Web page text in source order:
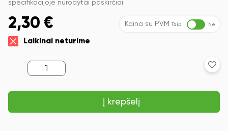
specifikacijoje nurodytai paskirčiai.
2,30 € Kaina su PVM Taip Ne
Laikinai neturime
produkto
kiekis:
laikliklis
formos
Į krepšelį